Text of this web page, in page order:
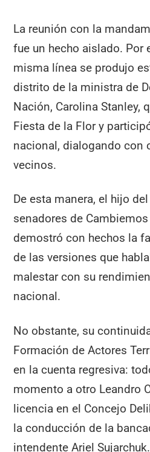
La reunión con la
fue un hecho aislado. Por
misma línea se produjo
distrito de la ministra de
Nación, Carolina Stanley,
Fiesta de la Flor y
nacional, dialogando con
vecinos.
De esta manera, el hijo
senadores de
demostró con hechos la
de las versiones que
malestar con su
nacional.
No obstante, su
Formación de Actores
en la cuenta regresiva:
momento a otro Leandro
licencia en el Concejo
la conducción de la
intendente Ariel Sujarchuk.